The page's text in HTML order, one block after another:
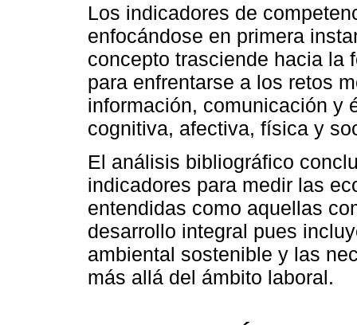
Los indicadores de
enfocándose en primera
concepto trasciende hacia la
para enfrentarse a los retos
información, comunicación y
cognitiva, afectiva, física y
El análisis bibliográfico
indicadores para medir las
entendidas como aquellas
desarrollo integral pues
ambiental sostenible y las
más allá del ámbito laboral.